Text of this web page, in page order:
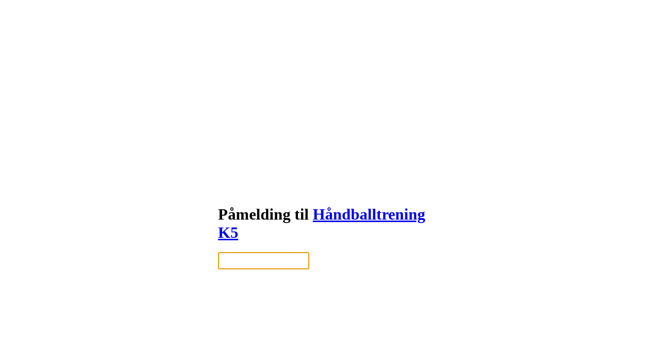
Påmelding til Håndballtrening
K5